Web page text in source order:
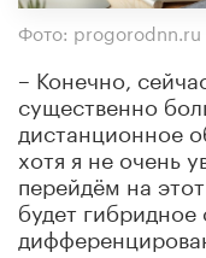
Фото: progorodnn.ru
– Конечно,
существенно
дистанционное
хотя я не очень
перейдём на
будет